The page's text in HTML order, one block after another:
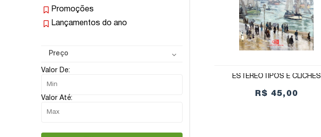
Promoções
Lançamentos do ano
Preço
Valor De:
Valor Até:
ESTEREÓTIPOS E CLICHÊS
R$ 45,00